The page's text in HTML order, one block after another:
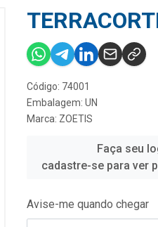
Código: 74001
Embalagem: UN
Marca: ZOETIS
Faça seu
cadastre-se para ver
Avise-me quando chegar